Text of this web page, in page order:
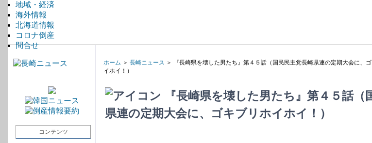
地域・経済
海外情報
北海道情報
コロナ倒産
問合せ
コンテンツ
ホーム ＞ 長崎ニュース ＞ 『長崎県を壊した男たち』第４５話（国民民主党長崎県連の定期大会に、
イホイ！）
『長崎県を壊した男たち』第４５話（
県連の定期大会に、ゴキブリホイホイ！）